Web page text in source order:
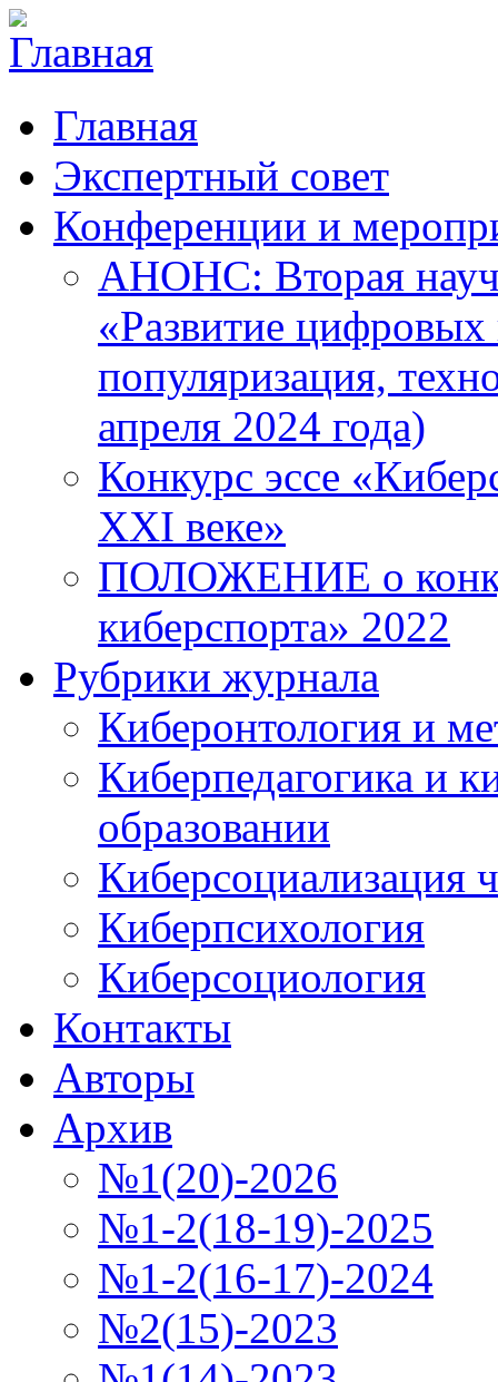
Главная
Экспертный совет
Конференции и
АНОНС: Вторая
«Развитие цифровых
популяризация,
апреля 2024 года)
Конкурс эссе
XXI веке»
ПОЛОЖЕНИЕ о
киберспорта» 2022
Рубрики журнала
Киберонтология и
Киберпедагогика и
образовании
Киберсоциализация
Киберпсихология
Киберсоциология
Контакты
Авторы
Архив
№1(20)-2026
№1-2(18-19)-2025
№1-2(16-17)-2024
№2(15)-2023